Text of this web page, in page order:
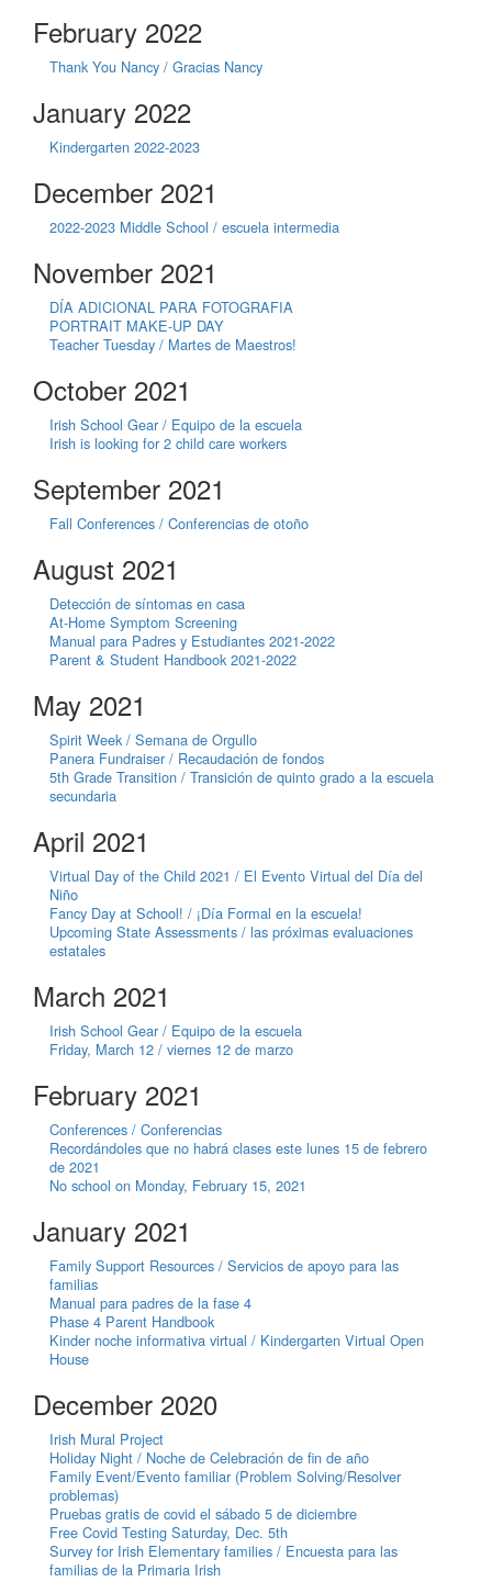
February 2022
Thank You Nancy / Gracias Nancy
January 2022
Kindergarten 2022-2023
December 2021
2022-2023 Middle School / escuela intermedia
November 2021
DÍA ADICIONAL PARA FOTOGRAFIA
PORTRAIT MAKE-UP DAY
Teacher Tuesday / Martes de Maestros!
October 2021
Irish School Gear / Equipo de la escuela
Irish is looking for 2 child care workers
September 2021
Fall Conferences / Conferencias de otoño
August 2021
Detección de síntomas en casa
At-Home Symptom Screening
Manual para Padres y Estudiantes 2021-2022
Parent & Student Handbook 2021-2022
May 2021
Spirit Week / Semana de Orgullo
Panera Fundraiser / Recaudación de fondos
5th Grade Transition / Transición de quinto grado a la escuela
secundaria
April 2021
Virtual Day of the Child 2021 / El Evento Virtual del Día del
Niño
Fancy Day at School! / ¡Día Formal en la escuela!
Upcoming State Assessments / las próximas evaluaciones
estatales
March 2021
Irish School Gear / Equipo de la escuela
Friday, March 12 / viernes 12 de marzo
February 2021
Conferences / Conferencias
Recordándoles que no habrá clases este lunes 15 de febrero
de 2021
No school on Monday, February 15, 2021
January 2021
Family Support Resources / Servicios de apoyo para las
familias
Manual para padres de la fase 4
Phase 4 Parent Handbook
Kinder noche informativa virtual / Kindergarten Virtual Open
House
December 2020
Irish Mural Project
Holiday Night / Noche de Celebración de fin de año
Family Event/Evento familiar (Problem Solving/Resolver
problemas)
Pruebas gratis de covid el sábado 5 de diciembre
Free Covid Testing Saturday, Dec. 5th
Survey for Irish Elementary families / Encuesta para las
familias de la Primaria Irish